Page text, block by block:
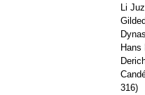
Li
Hans
316)